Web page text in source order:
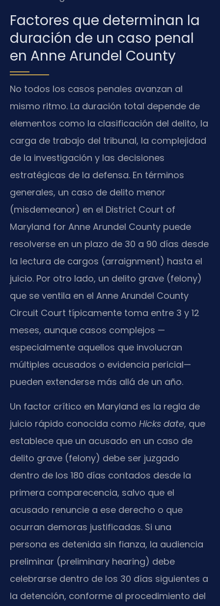
Factores que determinan la
duración de un caso penal
en Anne Arundel County
No todos los casos penales avanzan al
mismo ritmo. La duración total depende de
elementos como la clasificación del delito, la
carga de trabajo del tribunal, la complejidad
de la investigación y las decisiones
estratégicas de la defensa. En términos
generales, un caso de delito menor
(misdemeanor) en el District Court of
Maryland for Anne Arundel County puede
resolverse en un plazo de 30 a 90 días desde
la lectura de cargos (arraignment) hasta el
juicio. Por otro lado, un delito grave (felony)
que se ventila en el Anne Arundel County
Circuit Court típicamente toma entre 3 y 12
meses, aunque casos complejos —
especialmente aquellos que involucran
múltiples acusados o evidencia pericial—
pueden extenderse más allá de un año.
Un factor crítico en Maryland es la regla de
juicio rápido conocida como Hicks date, que
establece que un acusado en un caso de
delito grave (felony) debe ser juzgado
dentro de los 180 días contados desde la
primera comparecencia, salvo que el
acusado renuncie a ese derecho o que
ocurran demoras justificadas. Si una
persona es detenida sin fianza, la audiencia
preliminar (preliminary hearing) debe
celebrarse dentro de los 30 días siguientes a
la detención, conforme al procedimiento del